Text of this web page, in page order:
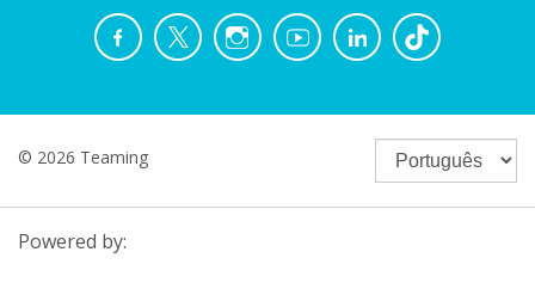
© 2026 Teaming
Powered by: